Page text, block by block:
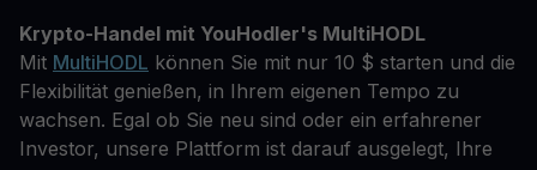
Krypto-Handel mit YouHodler's MultiHODL
Mit MultiHODL können Sie mit nur 10 $ starten und die
Flexibilität genießen, in Ihrem eigenen Tempo zu
wachsen. Egal ob Sie neu sind oder ein erfahrener
Investor, unsere Plattform ist darauf ausgelegt, Ihre